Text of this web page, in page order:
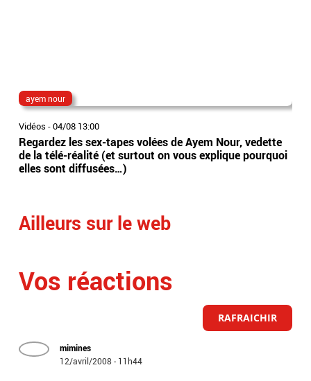
ayem nour
Vidéos -04/08 13:00
Regardez les sex-tapes volées de Ayem Nour, vedette
de la télé-réalité (et surtout on vous explique pourquoi
elles sont diffusées…)
Ailleurs sur le web
Vos réactions
RAFRAICHIR
mimines
12/avril/2008 - 11h44